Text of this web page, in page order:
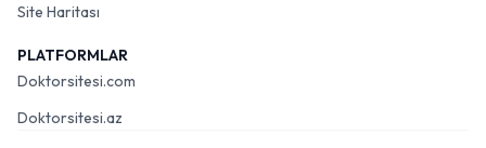
Site Haritası
PLATFORMLAR
Doktorsitesi.com
Doktorsitesi.az